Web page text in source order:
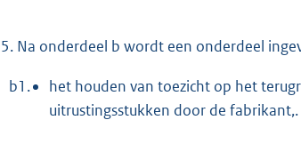
5. Na onderdeel b wordt een onderdeel
b1.
het houden van toezicht op het
uitrustingsstukken door de fabrikant,.